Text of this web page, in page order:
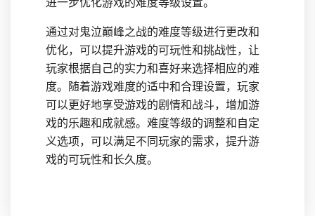
通过对鬼泣巅峰之战的难度等级进行更改和
优化，可以提升游戏的可玩性和挑战性，让
玩家根据自己的实力和喜好来选择相应的难
度。随着游戏难度的适中和合理设置，玩家
可以更好地享受游戏的剧情和战斗，增加游
戏的乐趣和成就感。难度等级的调整和自定
义选项，可以满足不同玩家的需求，提升游
戏的可玩性和长久度。